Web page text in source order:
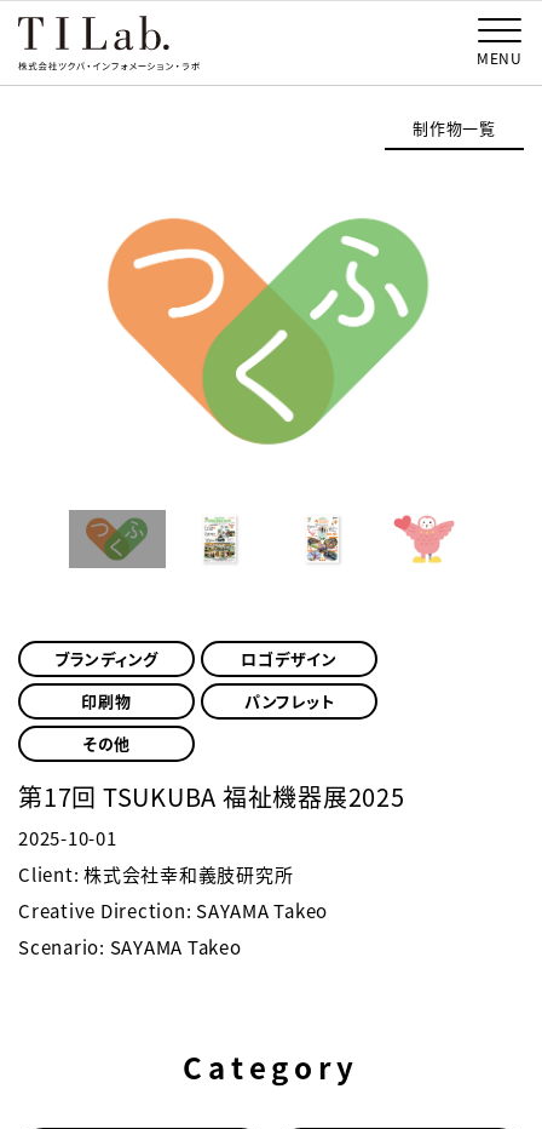
MENU
ブランディング
ロゴデザイン
印刷物
パンフレット
その他
第17回 TSUKUBA 福祉機器展2025
2025-10-01
Client: 株式会社幸和義肢研究所
Creative Direction: SAYAMA Takeo
Scenario: SAYAMA Takeo
制作物一覧
Category